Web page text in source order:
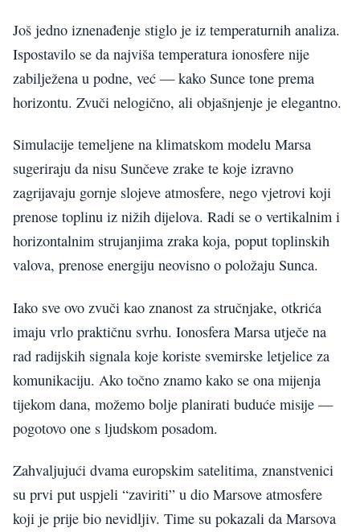
Još jedno iznenađenje stiglo je iz temperaturnih analiza.
Ispostavilo se da najviša temperatura ionosfere nije
zabilježena u podne, već — kako Sunce tone prema
horizontu. Zvuči nelogično, ali objašnjenje je elegantno.
Simulacije temeljene na klimatskom modelu Marsa
sugeriraju da nisu Sunčeve zrake te koje izravno
zagrijavaju gornje slojeve atmosfere, nego vjetrovi koji
prenose toplinu iz nižih dijelova. Radi se o vertikalnim i
horizontalnim strujanjima zraka koja, poput toplinskih
valova, prenose energiju neovisno o položaju Sunca.
Iako sve ovo zvuči kao znanost za stručnjake, otkrića
imaju vrlo praktičnu svrhu. Ionosfera Marsa utječe na
rad radijskih signala koje koriste svemirske letjelice za
komunikaciju. Ako točno znamo kako se ona mijenja
tijekom dana, možemo bolje planirati buduće misije —
pogotovo one s ljudskom posadom.
Zahvaljujući dvama europskim satelitima, znanstvenici
su prvi put uspjeli “zaviriti” u dio Marsove atmosfere
koji je prije bio nevidljiv. Time su pokazali da Marsova